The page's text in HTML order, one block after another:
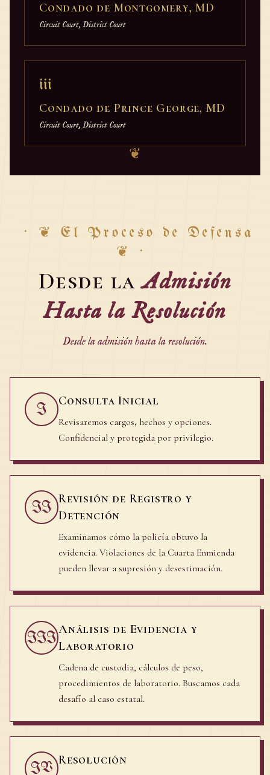
Condado de Montgomery, MD
Circuit Court, District Court
iii
Condado de Prince George, MD
Circuit Court, District Court
❦
· ❦ El Proceso de Defensa
❦
·
Desde la Admisión
Hasta la Resolución
Desde la admisión hasta la resolución.
I
Consulta Inicial
Revisaremos cargos, hechos y opciones.
Confidencial y protegida por privilegio.
II
Revisión de Registro y
Detención
Examinamos cómo la policía obtuvo la
evidencia. Violaciones de la Cuarta Enmienda
pueden llevar a supresión y desestimación.
III
Análisis de Evidencia y
Laboratorio
Cadena de custodia, cálculos de peso,
procedimientos de laboratorio. Buscamos cada
desafío al caso estatal.
IV
Resolución